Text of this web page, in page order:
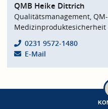
QMB Heike Dittrich
Qualitätsmanagement,
Medizinproduktesicherheit
0231 9572-1480
E-Mail